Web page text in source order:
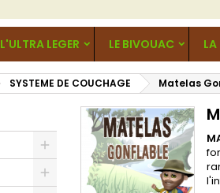
L'ULTRA LEGER LE BIVOUAC LA
SYSTEME DE COUCHAGE Matelas